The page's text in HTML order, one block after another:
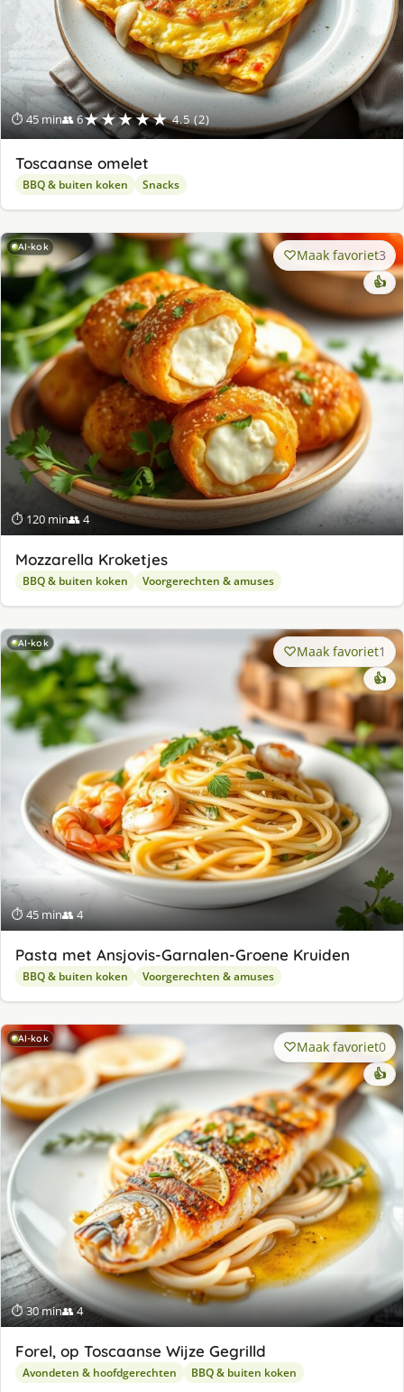
⏱ 45 min👥 6★★★★★ 4.5 (2)
Toscaanse omelet
BBQ & buiten koken Snacks
AI-kok
⏱ 120 min👥 4
Maak favoriet3
👍
Mozzarella Kroketjes
BBQ & buiten koken Voorgerechten & amuses
AI-kok
⏱ 45 min👥 4
Maak favoriet1
👍
Pasta met Ansjovis-Garnalen-Groene Kruiden
BBQ & buiten koken Voorgerechten & amuses
AI-kok
⏱ 30 min👥 4
Maak favoriet0
👍
Forel, op Toscaanse Wijze Gegrilld
Avondeten & hoofdgerechten BBQ & buiten koken